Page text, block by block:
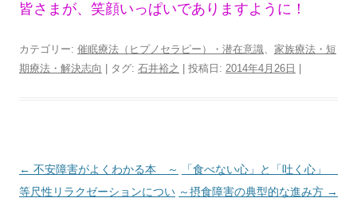
皆さまが、笑顔いっぱいでありますように！
カテゴリー: 催眠療法（ヒプノセラピー）・潜在意識、 家族療法・短
期療法・解決志向
| タグ: 石井裕之 | 投稿日: 2014年4月26日
投
稿
← 不安障害がよくわかる本 ～
等尺性リラクゼーションについ
「食べない心」と「吐く心」
～摂食障害の典型的な進み方 →